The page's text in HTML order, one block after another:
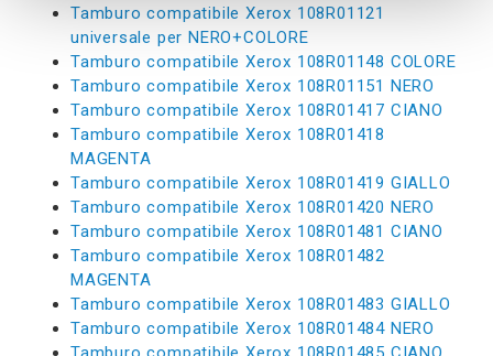
Tamburo compatibile Xerox 108R01121
universale per NERO+COLORE
Tamburo compatibile Xerox 108R01148 COLORE
Tamburo compatibile Xerox 108R01151 NERO
Tamburo compatibile Xerox 108R01417 CIANO
Tamburo compatibile Xerox 108R01418
MAGENTA
Tamburo compatibile Xerox 108R01419 GIALLO
Tamburo compatibile Xerox 108R01420 NERO
Tamburo compatibile Xerox 108R01481 CIANO
Tamburo compatibile Xerox 108R01482
MAGENTA
Tamburo compatibile Xerox 108R01483 GIALLO
Tamburo compatibile Xerox 108R01484 NERO